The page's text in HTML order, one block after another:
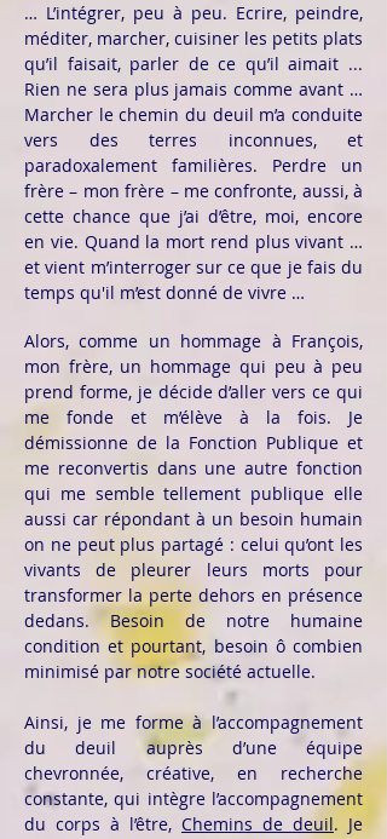
… L’intégrer, peu à peu. Ecrire, peindre,
méditer, marcher, cuisiner les petits plats
qu’il faisait, parler de ce qu’il aimait ...
Rien ne sera plus jamais comme avant …
Marcher le chemin du deuil m’a conduite
vers des terres inconnues, et
paradoxalement familières. Perdre un
frère – mon frère – me confronte, aussi, à
cette chance que j’ai d’être, moi, encore
en vie. Quand la mort rend plus vivant …
et vient m’interroger sur ce que je fais du
temps qu'il m’est donné de vivre …
Alors, comme un hommage à François,
mon frère, un hommage qui peu à peu
prend forme, je décide d’aller vers ce qui
me fonde et m’élève à la fois. Je
démissionne de la Fonction Publique et
me reconvertis dans une autre fonction
qui me semble tellement publique elle
aussi car répondant à un besoin humain
on ne peut plus partagé : celui qu’ont les
vivants de pleurer leurs morts pour
transformer la perte dehors en présence
dedans. Besoin de notre humaine
condition et pourtant, besoin ô combien
minimisé par notre société actuelle.
Ainsi, je me forme à l’accompagnement
du deuil auprès d’une équipe
chevronnée, créative, en recherche
constante, qui intègre l’accompagnement
du corps à l’être, Chemins de deuil. Je